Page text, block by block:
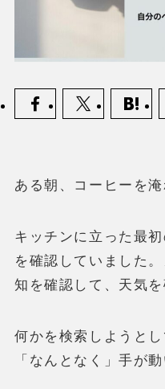
ある朝、コーヒーを
キッチンに立った最
を確認していました
知を確認して、天気を
何かを検索しようと
「なんとなく」手が